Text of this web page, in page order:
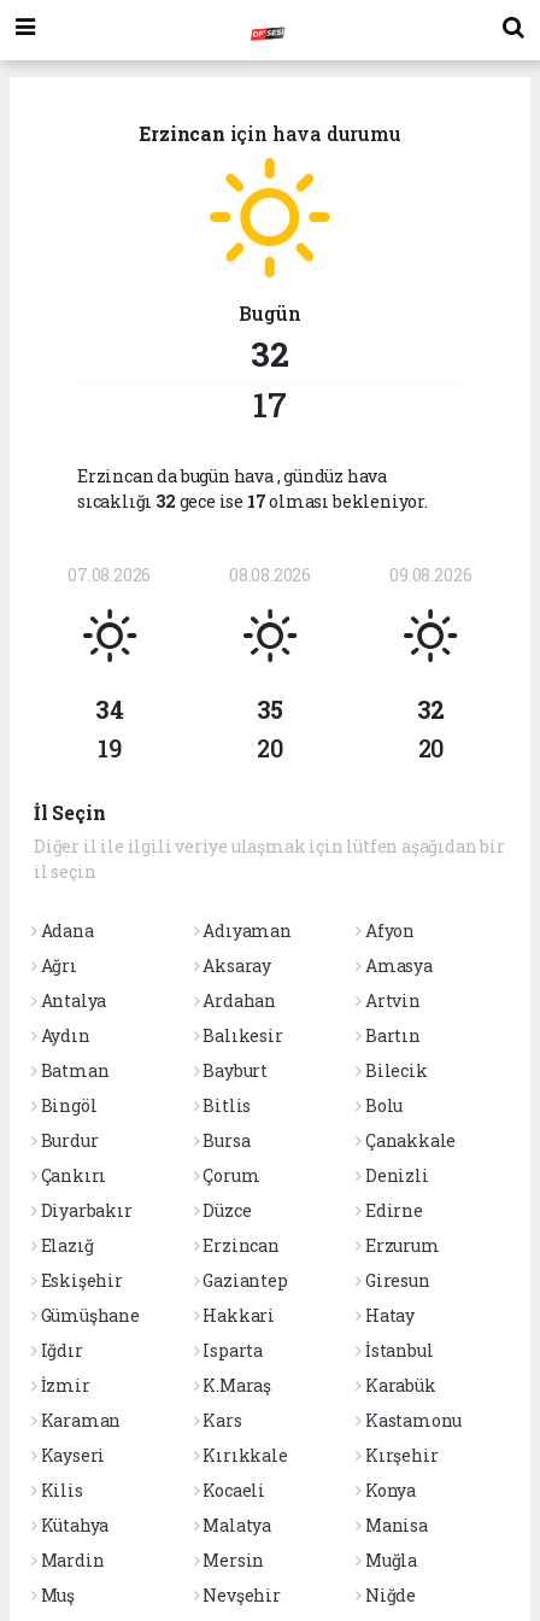
Erzincan için hava durumu
Bugün
32
17
Erzincan da bugün hava, gündüz hava
sıcaklığı 32 gece ise 17olması bekleniyor.
07.08.2026
34
19
08.08.2026
35
20
09.08.2026
32
20
İl Seçin
Diğer il ile ilgili veriye ulaşmak için lütfen aşağıdan bir
il seçin
Adana Adıyaman
Afyon
Ağrı
Aksaray
Amasya
Antalya
Ardahan
Artvin
Aydın
Balıkesir
Bartın
Batman
Bayburt
Bilecik
Bingöl
Bitlis
Bolu
Burdur
Bursa
Çanakkale
Çankırı
Çorum
Denizli
Diyarbakır
Düzce
Edirne
Elazığ
Erzincan
Erzurum
Eskişehir
Gaziantep
Giresun
Gümüşhane
Hakkari
Hatay
Iğdır
Isparta
İstanbul
İzmir
K.Maraş
Karabük
Karaman
Kars
Kastamonu
Kayseri
Kırıkkale
Kırşehir
Kilis
Kocaeli
Konya
Kütahya
Malatya
Manisa
Mardin
Mersin
Muğla
Muş
Nevşehir
Niğde